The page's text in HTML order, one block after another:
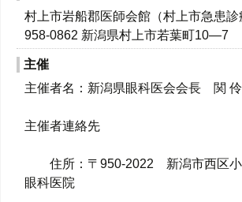
村上市岩船郡医師会館（村上市急患診
958-0862 新潟県村上市若葉町10―7
主催
主催者名：新潟県眼科医会会長 関
主催者連絡先
住所：〒950-2022 新潟市西区
眼科医院